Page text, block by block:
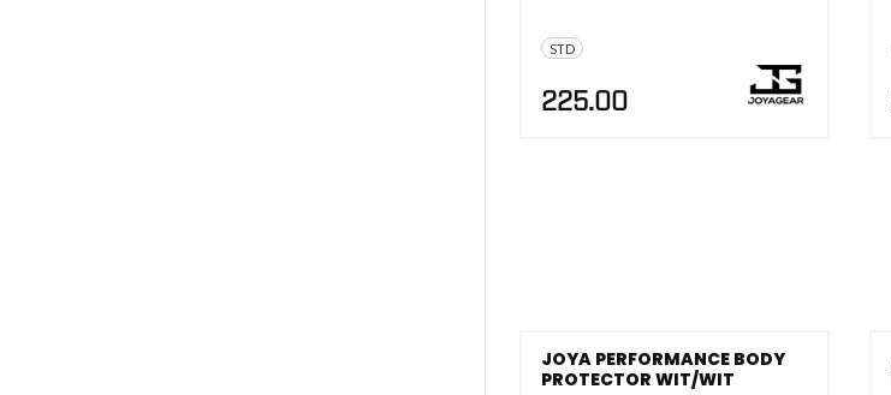
STD
225.00
JOYA PERFORMANCE BODY
PROTECTOR WIT/WIT